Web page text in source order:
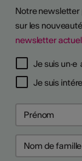
Notre
sur les
newsletter
Je suis un·e
Je suis